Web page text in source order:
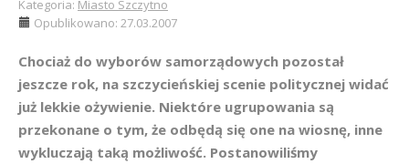
Kategoria: Miasto Szczytno
Opublikowano: 27.03.2007
Chociaż do wyborów samorządowych pozostał
jeszcze rok, na szczycieńskiej scenie politycznej widać
już lekkie ożywienie. Niektóre ugrupowania są
przekonane o tym, że odbędą się one na wiosnę, inne
wykluczają taką możliwość. Postanowiliśmy